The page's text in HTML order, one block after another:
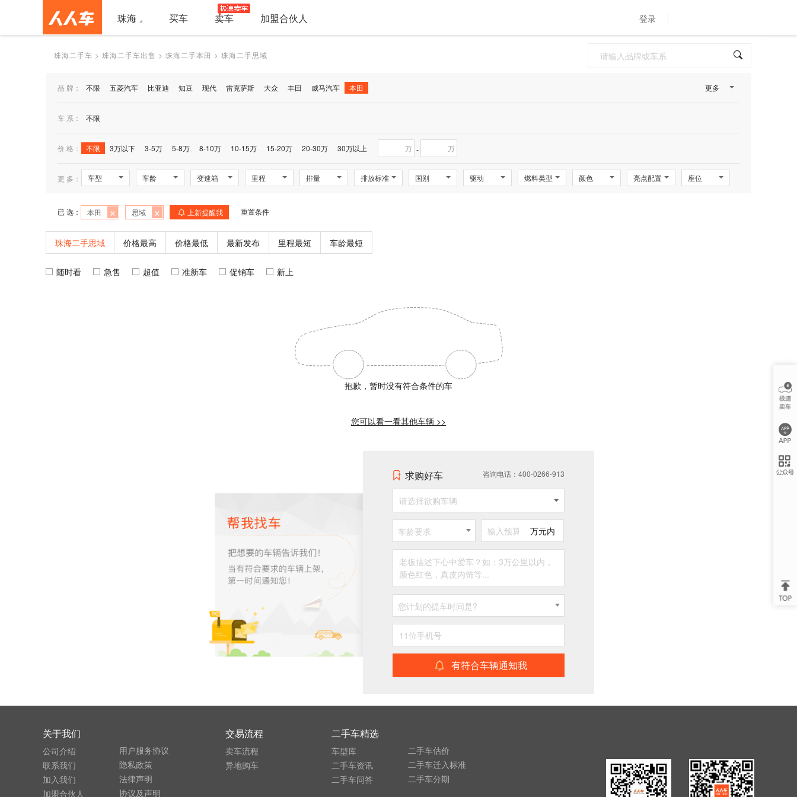
珠海 买车 卖车 加盟合伙人 登录
珠海二手车 > 珠海二手车出售 > 珠海二手本田 > 珠海二手思域
品 牌： 不限 五菱汽车 比亚迪 知豆 现代 雷克萨斯 大众 丰田 威马汽车 本田 更多
车 系： 不限
价 格： 不限 3万以下 3-5万 5-8万 8-10万 10-15万 15-20万 20-30万 30万以上 万 - 万
更 多： 车型 车龄 变速箱 里程 排量 排放标准 国别 驱动 燃料类型 颜色 亮点配置 座位
已 选： 本田 × 思域 × 上新提醒我 重置条件
珠海二手思域 价格最高 价格最低 最新发布 里程最短 车龄最短
随时看 急售 超值 准新车 促销车 新上
抱歉，暂时没有符合条件的车
您可以看一看其他车辆 >>
求购好车 咨询电话：400-0266-913
请选择欲购车辆
车龄要求 万元内
您计划的提车时间是?
有符合车辆通知我
关于我们
公司介绍
联系我们
加入我们
加盟合伙人
用户服务协议
隐私政策
法律声明
协议及声明
交易流程
卖车流程
异地购车
二手车精选
车型库
二手车资讯
二手车问答
二手车估价
二手车迁入标准
二手车分期